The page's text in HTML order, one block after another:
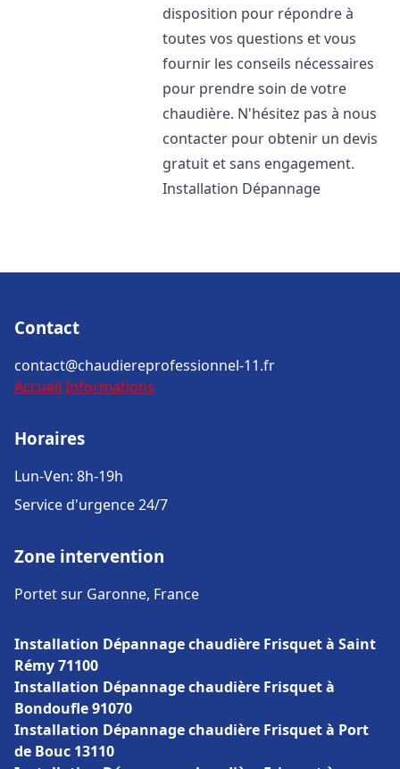
disposition pour répondre à
toutes vos questions et vous
fournir les conseils nécessaires
pour prendre soin de votre
chaudière. N'hésitez pas à nous
contacter pour obtenir un devis
gratuit et sans engagement.
Installation Dépannage
Contact
contact@chaudiereprofessionnel-11.fr
Accueil Informations
Horaires
Lun-Ven: 8h-19h
Service d'urgence 24/7
Zone intervention
Portet sur Garonne, France
Installation Dépannage chaudière Frisquet à Saint
Rémy 71100
Installation Dépannage chaudière Frisquet à
Bondoufle 91070
Installation Dépannage chaudière Frisquet à Port
de Bouc 13110